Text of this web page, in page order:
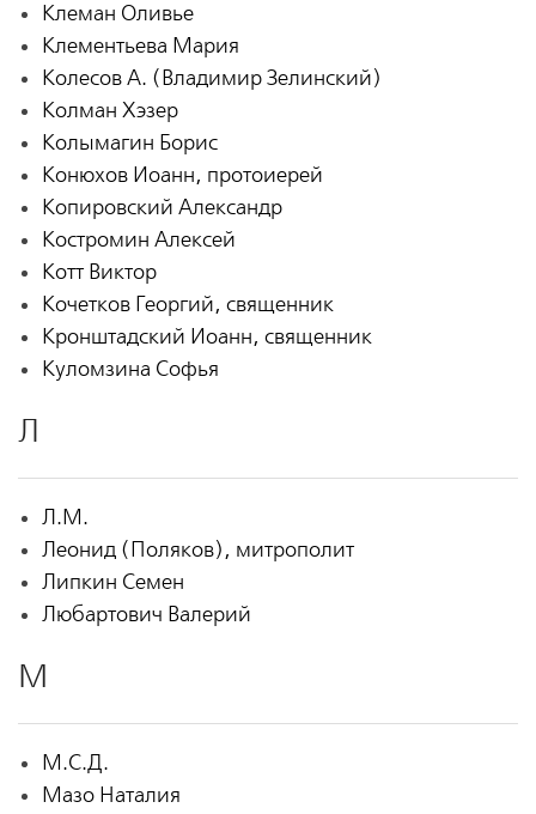
Клеман Оливье
Клементьева Мария
Колесов А. (Владимир Зелинский)
Колман Хэзер
Колымагин Борис
Конюхов Иоанн, протоиерей
Копировский Александр
Костромин Алексей
Котт Виктор
Кочетков Георгий, священник
Кронштадский Иоанн, священник
Куломзина Софья
Л
Л.М.
Леонид (Поляков), митрополит
Липкин Семен
Любартович Валерий
М
М.С.Д.
Мазо Наталия